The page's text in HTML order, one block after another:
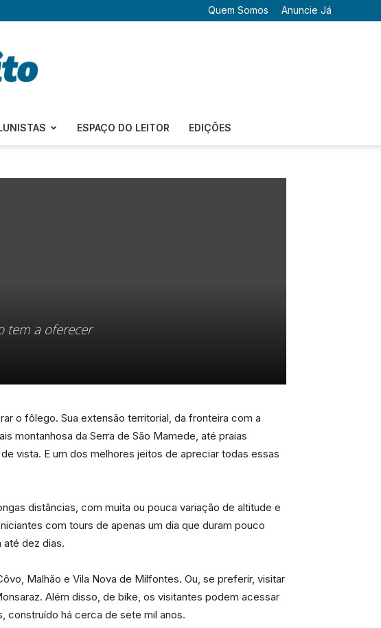
Quem Somos Anuncie Já
ESPAÇO DO LEITOR EDIÇÕES
tem a oferecer
o fôlego. Sua extensão territorial, da fronteira com a
montanhosa da Serra de São Mamede, até praias
vista. E um dos melhores jeitos de apreciar todas essas
distâncias, com muita ou pouca variação de altitude e
com tours de apenas um dia que duram pouco
dez dias.
Malhão e Vila Nova de Milfontes. Ou, se preferir, visitar
Além disso, de bike, os visitantes podem acessar
construído há cerca de sete mil anos.